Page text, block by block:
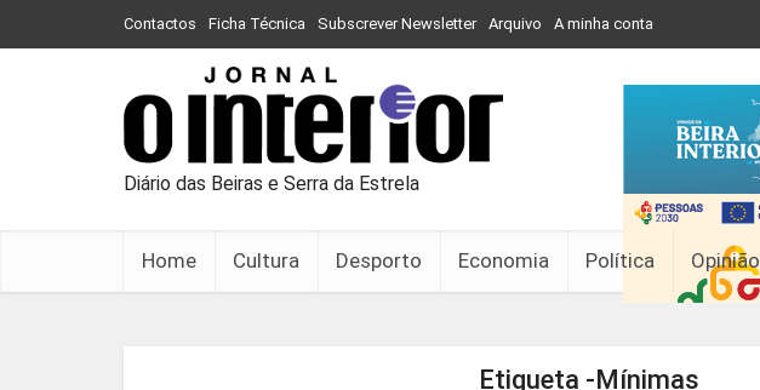
Contactos Ficha Técnica Subscrever Newsletter Arquivo A minha conta
Diário das Beiras e Serra da Estrela
Home Cultura Desporto Economia Política Opinião
Etiqueta -Mínimas